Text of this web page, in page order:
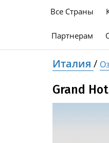
Все Страны
Партнерам
Италия /
Grand